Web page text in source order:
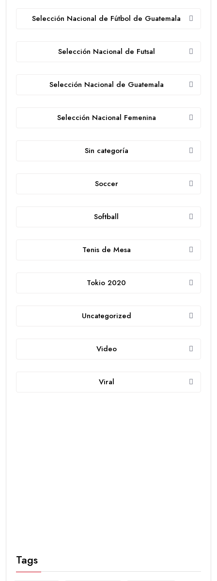
Selección Nacional de Fútbol de Guatemala
Selección Nacional de Futsal
Selección Nacional de Guatemala
Selección Nacional Femenina
Sin categoría
Soccer
Softball
Tenis de Mesa
Tokio 2020
Uncategorized
Video
Viral
Tags